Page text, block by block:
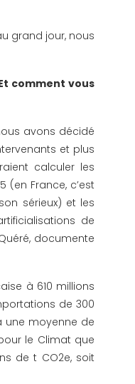
grand jour, nous
comment vous
avons décidé
et plus
calculer les
France, c’est
sérieux) et les
de
documente
à 610 millions
de 300
une moyenne de
le Climat que
de t CO2e, soit